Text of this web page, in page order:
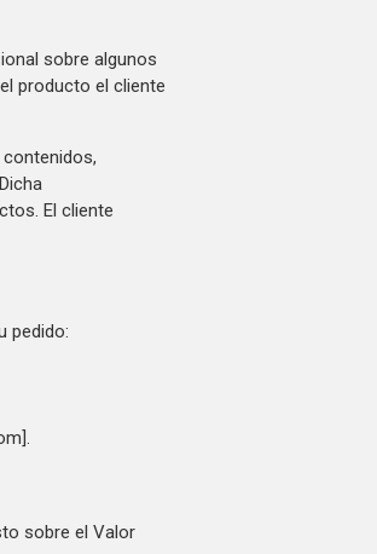
sobre algunos
producto el cliente
El cliente
pedido:
sobre el Valor